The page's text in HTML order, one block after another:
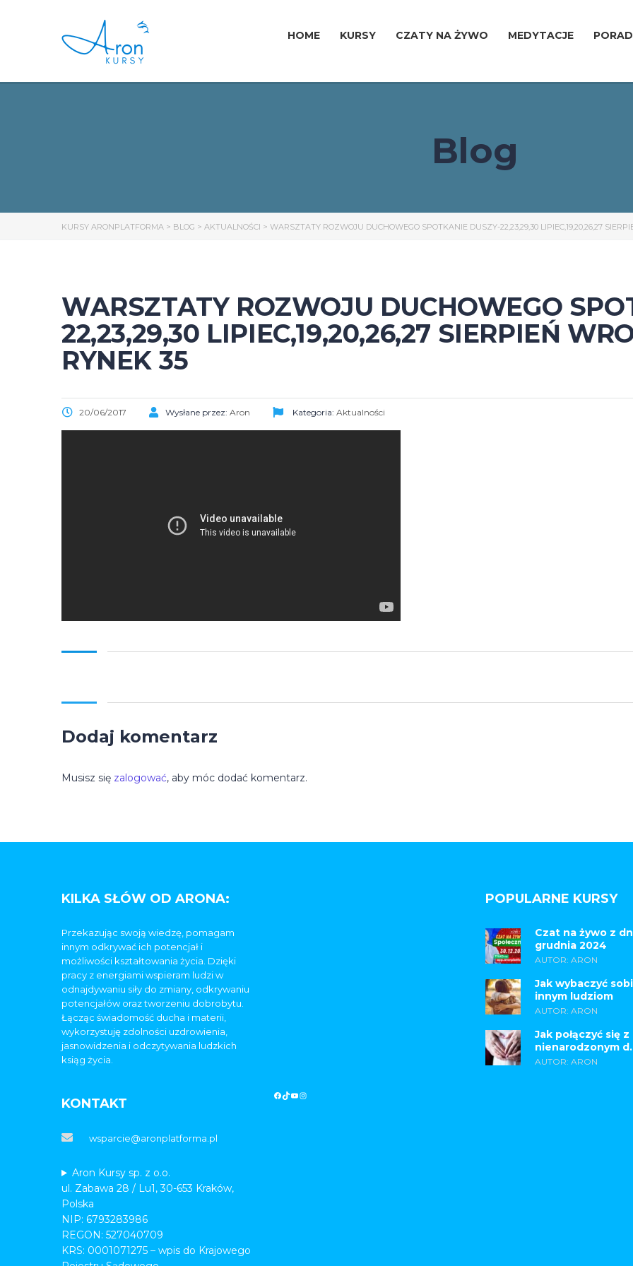
HOME KURSY CZATY NA ŻYWO MEDYTACJE
Blog
KURSY ARONPLATFORMA > BLOG > AKTUALNOŚCI > WARSZTATY ROZWOJU DUCHOWEGO SPOTKANIE DUSZY-22,23,29,30 LIPIEC,19,20,26,27
WARSZTATY ROZWOJU DUCHOWEGO
22,23,29,30 LIPIEC,19,20,26,27 SIERPIEŃ
RYNEK 35
20/06/2017 Wysłane przez: Aron Kategoria: Aktualności
Dodaj komentarz
Musisz się zalogować, aby móc dodać komentarz.
KILKA SŁÓW OD ARONA:
Przekazując swoją wiedzę, pomagam
innym odkrywać ich potencjał i
możliwości kształtowania życia. Dzięki
pracy z energiami wspieram ludzi w
odnajdywaniu siły do zmiany, odkrywaniu
potencjałów oraz tworzeniu dobrobytu.
Łącząc świadomość ducha i materii,
wykorzystuję zdolności uzdrowienia,
jasnowidzenia i odczytywania ludzkich
ksiąg życia.
POPULARNE KURSY
Czat na żywo z
grudnia 2024
AUTOR: ARON
Jak wybaczyć
innym ludziom
AUTOR: ARON
Jak połączyć się z
nienarodzonym
AUTOR: ARON
KONTAKT
wsparcie@aronplatforma.pl
Aron Kursy sp. z o.o.
ul. Zabawa 28 / Lu1, 30-653 Kraków,
Polska
NIP: 6793283986
REGON: 527040709
KRS: 0001071275 – wpis do Krajowego